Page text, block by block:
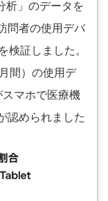
析」のデータを
問者の使用デバ
検証しました。
間）の使用デ
マホで医療機
認められました